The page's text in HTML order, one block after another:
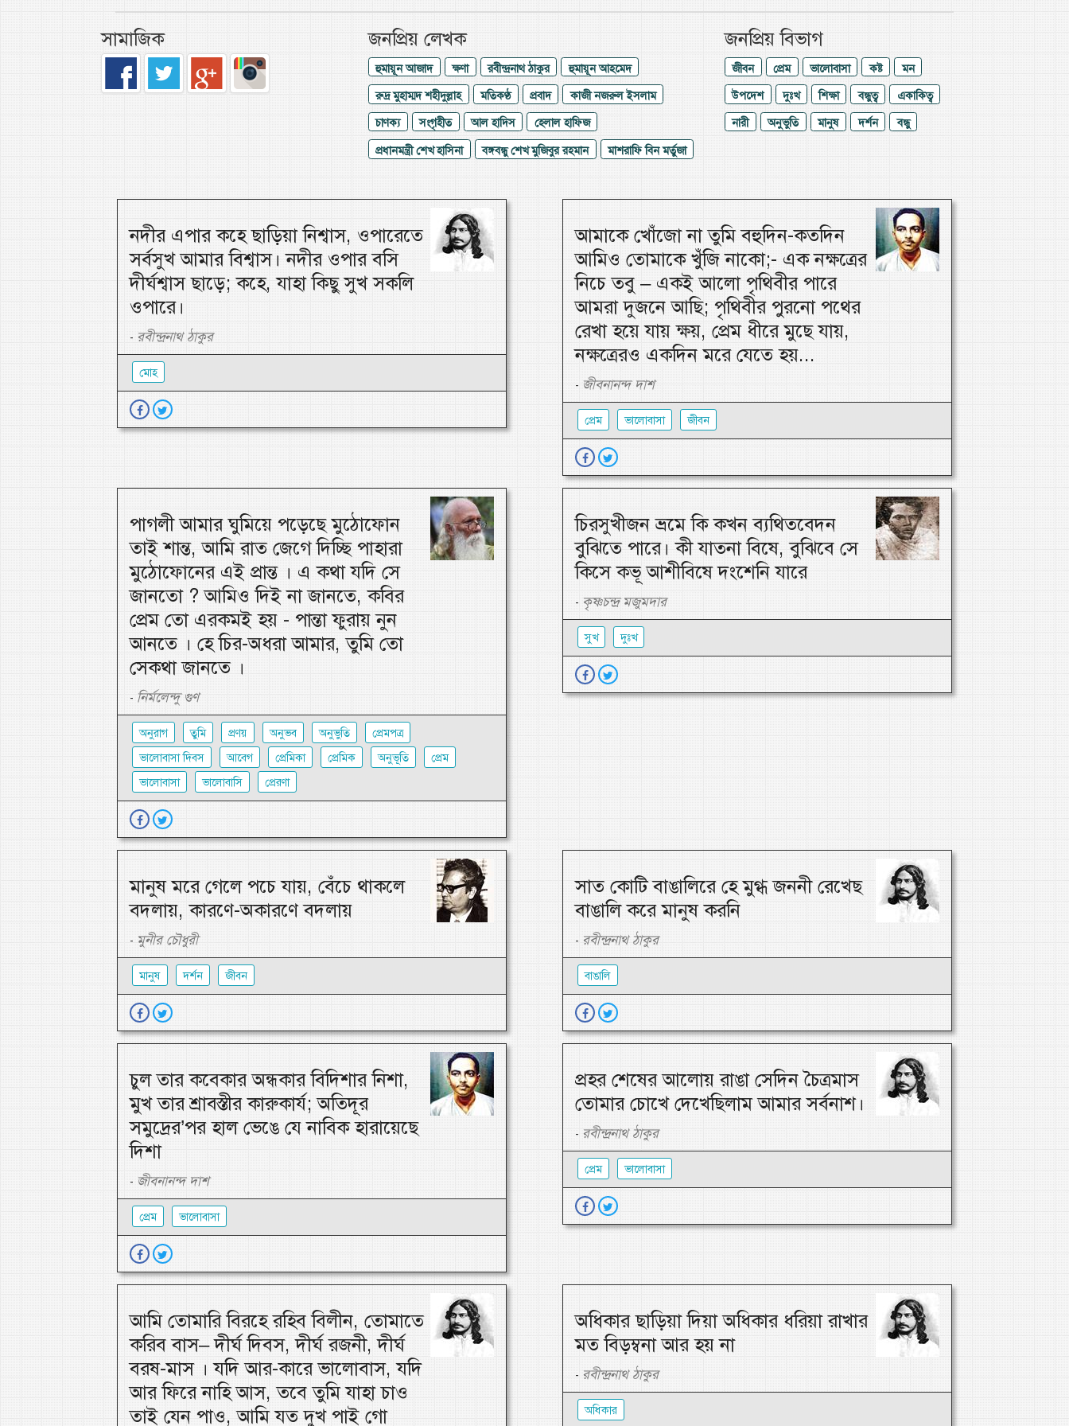
সামাজিক জনপ্রিয় লেখক
হুমায়ূন আজাদ ক্ষণা রবীন্দ্রনাথ ঠাকুর
হুমায়ূন আহমেদ
রুদ্র মুহাম্মদ শহীদুল্লাহ
মতিকণ্ঠ প্রবাদ
কাজী নজরুল ইসলাম
চাণক্য
সংগৃহীত আল হাদিস
হেলাল হাফিজ
প্রধানমন্ত্রী শেখ হাসিনা
বঙ্গবন্ধু শেখ মুজিবুর রহমান মাশরাফি বিন মর্তুজা
জনপ্রিয় বিভাগ
জীবন প্রেম ভালোবাসা কষ্ট
মন
উপদেশ
দুঃখ শিক্ষা বন্ধুত্ব
একাকিত্ব
নারী
অনুভুতি মানুষ দর্শন বন্ধু
নদীর এপার কহে ছাড়িয়া নিশ্বাস, ওপারেতে
সর্বসুখ আমার বিশ্বাস। নদীর ওপার বসি
দীর্ঘশ্বাস ছাড়ে; কহে, যাহা কিছু সুখ সকলি
ওপারে।
- রবীন্দ্রনাথ ঠাকুর
মোহ
আমাকে খোঁজো না তুমি বহুদিন-কতদিন
আমিও তোমাকে খুঁজি নাকো;- এক নক্ষত্রের
নিচে তবু – একই আলো পৃথিবীর পারে
আমরা দুজনে আছি; পৃথিবীর পুরনো পথের
রেখা হয়ে যায় ক্ষয়, প্রেম ধীরে মুছে যায়,
নক্ষত্রেরও একদিন মরে যেতে হয়...
- জীবনানন্দ দাশ
প্রেম ভালোবাসা জীবন
পাগলী আমার ঘুমিয়ে পড়েছে মুঠোফোন
তাই শান্ত, আমি রাত জেগে দিচ্ছি পাহারা
মুঠোফোনের এই প্রান্ত । এ কথা যদি সে
জানতো ? আমিও দিই না জানতে, কবির
প্রেম তো এরকমই হয় - পান্তা ফুরায় নুন
আনতে । হে চির-অধরা আমার, তুমি তো
সেকথা জানতে ।
- নির্মলেন্দু গুণ
অনুরাগ তুমি প্রণয় অনুভব অনুভুতি
প্রেমপত্র
ভালোবাসা দিবস
আবেগ প্রেমিকা প্রেমিক অনুভূতি
প্রেম
ভালোবাসা
ভালোবাসি প্রেরণা
চিরসুখীজন ভ্রমে কি কখন ব্যথিতবেদন
বুঝিতে পারে। কী যাতনা বিষে, বুঝিবে সে
কিসে কভূ আশীবিষে দংশেনি যারে
- কৃষ্ণচন্দ্র মজুমদার
সুখ দুঃখ
মানুষ মরে গেলে পচে যায়, বেঁচে থাকলে
বদলায়, কারণে-অকারণে বদলায়
- মুনীর চৌধুরী
মানুষ দর্শন জীবন
সাত কোটি বাঙালিরে হে মুগ্ধ জননী রেখেছ
বাঙালি করে মানুষ করনি
- রবীন্দ্রনাথ ঠাকুর
বাঙালি
চুল তার কবেকার অন্ধকার বিদিশার নিশা,
মুখ তার শ্রাবস্তীর কারুকার্য; অতিদূর
সমুদ্রের’পর হাল ভেঙে যে নাবিক হারায়েছে
দিশা
- জীবনানন্দ দাশ
প্রেম ভালোবাসা
প্রহর শেষের আলোয় রাঙা সেদিন চৈত্রমাস
তোমার চোখে দেখেছিলাম আমার সর্বনাশ।
- রবীন্দ্রনাথ ঠাকুর
প্রেম ভালোবাসা
আমি তোমারি বিরহে রহিব বিলীন, তোমাতে
করিব বাস– দীর্ঘ দিবস, দীর্ঘ রজনী, দীর্ঘ
বরষ-মাস । যদি আর-কারে ভালোবাস, যদি
আর ফিরে নাহি আস, তবে তুমি যাহা চাও
তাই যেন পাও, আমি যত দুখ পাই গো
অধিকার ছাড়িয়া দিয়া অধিকার ধরিয়া রাখার
মত বিড়ম্বনা আর হয় না
- রবীন্দ্রনাথ ঠাকুর
অধিকার